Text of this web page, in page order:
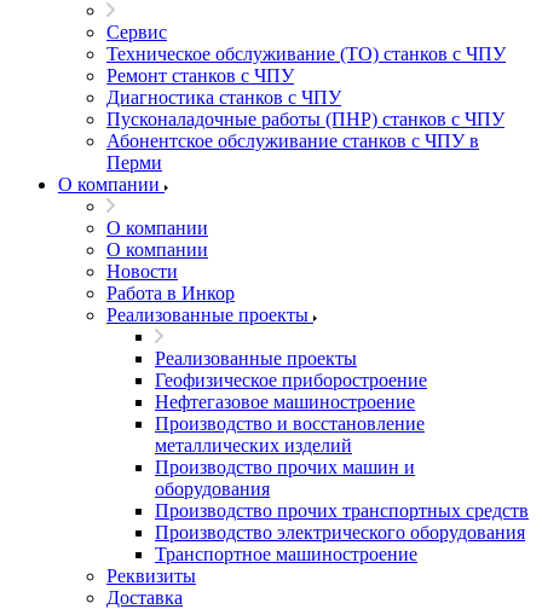
Сервис
Техническое обслуживание (ТО) станков с ЧПУ
Ремонт станков с ЧПУ
Диагностика станков с ЧПУ
Пусконаладочные работы (ПНР) станков с ЧПУ
Абонентское обслуживание станков с ЧПУ в
Перми
О компании
О компании
О компании
Новости
Работа в Инкор
Реализованные проекты
Реализованные проекты
Геофизическое приборостроение
Нефтегазовое машиностроение
Производство и восстановление
металлических изделий
Производство прочих машин и
оборудования
Производство прочих транспортных средств
Производство электрического оборудования
Транспортное машиностроение
Реквизиты
Доставка